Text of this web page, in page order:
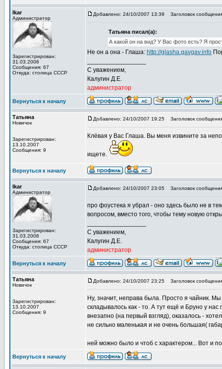
Ikar
Администратор
Зарегистрирован:
31.03.2006
Сообщения: 67
Откуда: столица СССР
Добавлено: 24/10/2007 13:39 Заголовок
Татьяна писал(а):
А какой он на вид? У Вас фото есть? Я
Не он а она - Глаша: http://glasha.gavgav.info
С уважением,
Калугин Д.Е.
администратор
Вернуться к началу
Татьяна
Новичок
Зарегистрирован:
13.10.2007
Сообщения: 9
Добавлено: 24/10/2007 19:25 Заголовок
Клёвая у Вас Глаша. Вы меня извините за
ищете.
Вернуться к началу
Ikar
Администратор
Зарегистрирован:
31.03.2006
Сообщения: 67
Откуда: столица СССР
Добавлено: 24/10/2007 23:05 Заголовок
про фоустека я убрал - оно здесь было не в
вопросом, вместо того, чтобы тему новую
С уважением,
Калугин Д.Е.
администратор
Вернуться к началу
Татьяна
Новичок
Зарегистрирован:
13.10.2007
Сообщения: 9
Добавлено: 24/10/2007 23:25 Заголовок
Ну, значит, неправа была. Просто я чайник.
складывалось как - то. А тут ещё и Бруно у
внезапно (на первый взгляд), оказалось -
не сильно маленькая и не очень большая(
ней можно было и чтоб с характером... Вот и
Вернуться к началу